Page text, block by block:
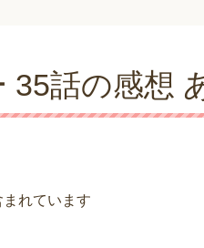
35話の感想
れています